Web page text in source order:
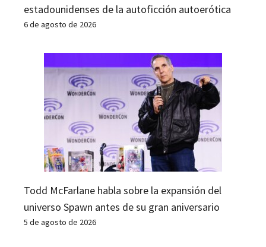
estadounidenses de la autoficción autoerótica
6 de agosto de 2026
Todd McFarlane habla sobre la expansión del
universo Spawn antes de su gran aniversario
5 de agosto de 2026